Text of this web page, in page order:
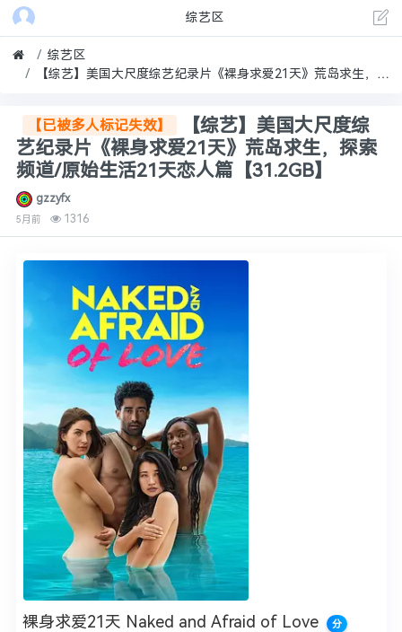
综艺区
综艺区
【综艺】美国大尺度综艺纪录片《裸身求爱21天》荒岛求生，探索频道/原始生活21天恋人篇【31.2GB】
【已被多人标记失效】
【综艺】美国大尺度综
艺纪录片《裸身求爱21天》荒岛求生，探索
频道/原始生活21天恋人篇【31.2GB】
gzzyfx
5月前 1316
裸身求爱21天 Naked and Afraid of Love 分